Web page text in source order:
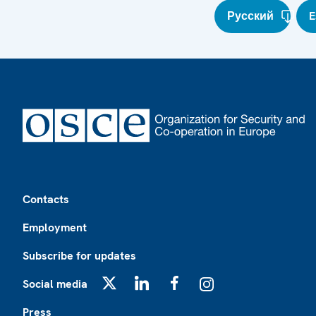
Русский
Contacts
Employment
Subscribe for updates
Social media
Press